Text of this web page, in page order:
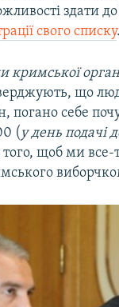
здати
свого списку.
кримської
що
погано себе
( у день подачі
того, щоб ми